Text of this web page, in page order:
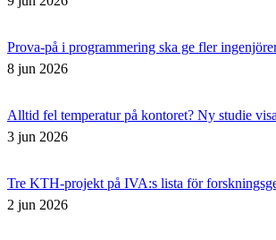
Prova-på i programmering ska ge fler
8 jun 2026
Alltid fel temperatur på kontoret? Ny studie
3 jun 2026
Tre KTH-projekt på IVA:s lista för
2 jun 2026